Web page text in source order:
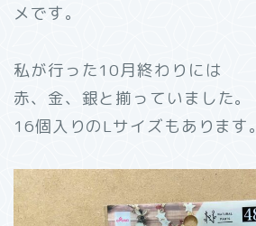
メです。
私が行った10月終わりには
赤、金、銀と揃っていました。
16個入りのLサイズもあります。